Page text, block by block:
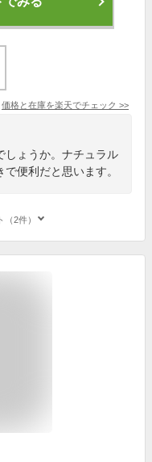
価格と在庫を楽天でチェック >>
しょうか。ナチュラル
便利だと思います。
2件）